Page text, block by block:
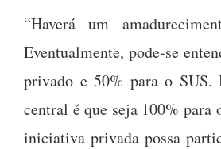
“Haverá um
Eventualmente, pode-se
privado e 50% para o SUS.
central é que seja 100% para
iniciativa privada possa